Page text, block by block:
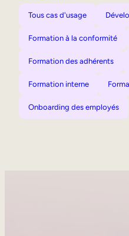
Tous cas d'usage
Formation à la conformité
Formation des adhérents
Formation interne
Onboarding des employés